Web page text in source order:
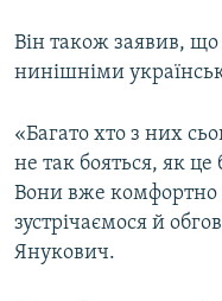
Він також заявив, що
нинішніми
«Багато хто з них
не так бояться, як
Вони вже комфортно
зустрічаємося й
Янукович.